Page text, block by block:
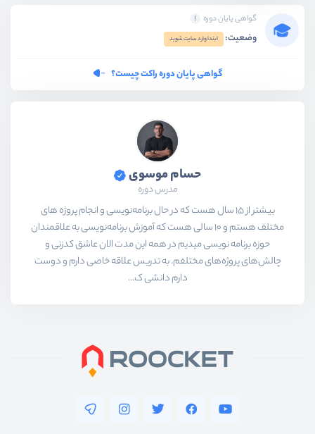
گواهی پایان دوره
وضعیت: ابتدا وارد سایت شوید
گواهی پایان دوره راکت چیست؟
حسام موسوی
مدرس دوره
بیشتر از ۱۵ سال هست که در حال برنامه‌نویسی و انجام پروژه های
مختلف هستم و ۱۰ سالی هست که آموزش برنامه‌نویسی به علاقمندان
حوزه برنامه نویسی میدیم در همه این مدت الان عاشق کدزنی و
چالش‌های پروژه‌های مختلفم. به تدریس علاقه خاصی دارم و دوست
دارم دانشی ک...